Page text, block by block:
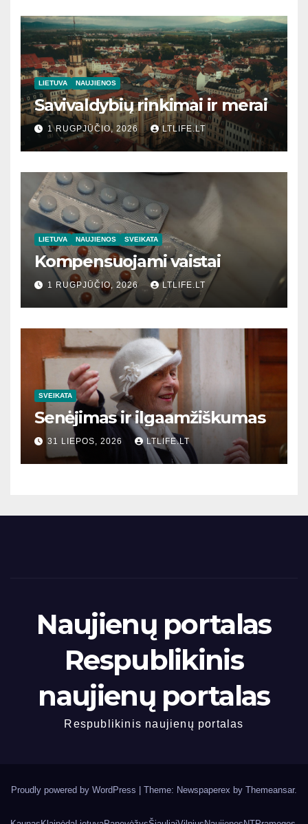
LIETUVA NAUJIENOS
Savivaldybių rinkimai ir merai
1 RUGPJŪČIO, 2026 LTLIFE.LT
LIETUVA NAUJIENOS SVEIKATA
Kompensuojami vaistai
1 RUGPJŪČIO, 2026 LTLIFE.LT
SVEIKATA
Senėjimas ir ilgaamžiškumas
31 LIEPOS, 2026 LTLIFE.LT
Naujienų portalas
Respublikinis
naujienų portalas
Respublikinis naujienų portalas
Proudly powered by WordPress Theme: Newspaperex by Themeansar.